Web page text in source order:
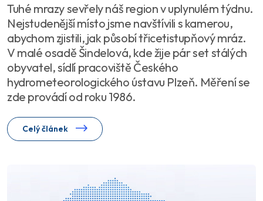
Tuhé mrazy sevřely náš region v uplynulém týdnu.
Nejstudenější místo jsme navštívili s kamerou,
abychom zjistili, jak působí třicetistupňový mráz.
V malé osadě Šindelová, kde žije pár set stálých
obyvatel, sídlí pracoviště Českého
hydrometeorologického ústavu Plzeň. Měření se
zde provádí od roku 1986.
Celý článek